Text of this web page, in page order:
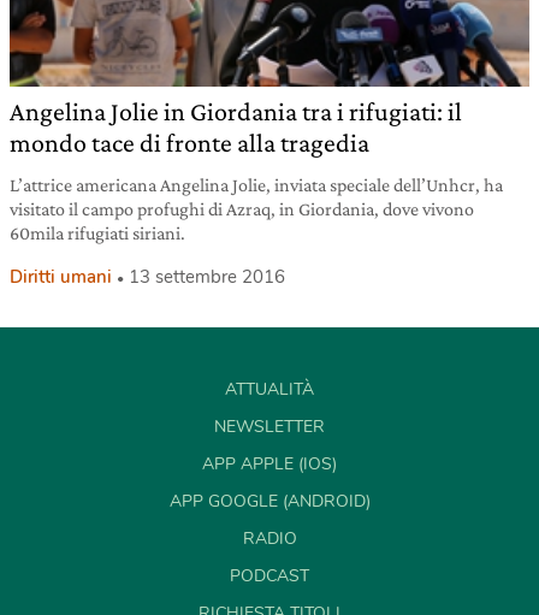
Angelina Jolie in Giordania tra i rifugiati: il
mondo tace di fronte alla tragedia
L’attrice americana Angelina Jolie, inviata speciale dell’Unhcr, ha
visitato il campo profughi di Azraq, in Giordania, dove vivono
60mila rifugiati siriani.
Diritti umani 13 settembre 2016
ATTUALITÀ
NEWSLETTER
APP APPLE (IOS)
APP GOOGLE (ANDROID)
RADIO
PODCAST